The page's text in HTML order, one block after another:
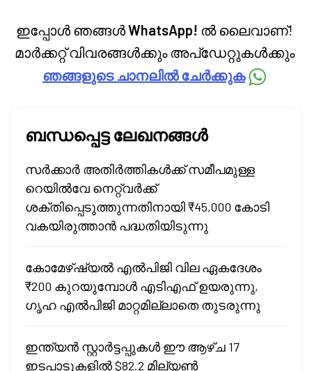
ഇപ്പോൾ ഞങ്ങൾWhatsApp! ൽ ലൈവാണ്!
മാർക്കറ്റ് വിവരങ്ങൾക്കും അപ്‌ഡേറ്റുകൾക്കും
ഞങ്ങളുടെ ചാനലിൽ ചേർക്കുക
ബന്ധപ്പെട്ട ലേഖനങ്ങൾ
സർക്കാർ അതിർത്തികൾക്ക് സമീപമുള്ള
റെയിൽവേ നെറ്റ്‌വർക്ക്
ശക്തിപ്പെടുത്തുന്നതിനായി ₹45,000 കോടി
വകയിരുത്താൻ പദ്ധതിയിടുന്നു
കോമേഴ്ഷ്യൽ എൽപിജി വില ഏകദേശം
₹200 കുറയുമ്പോൾ എടിഎഫ് ഉയരുന്നു,
ഗൃഹ എൽപിജി മാറ്റമില്ലാതെ തുടരുന്നു
ഇന്ത്യൻ സ്റ്റാർട്ടപ്പുകൾ ഈ ആഴ്ച 17
ഇടപാടുകളിൽ $82.2 മില്യൺ